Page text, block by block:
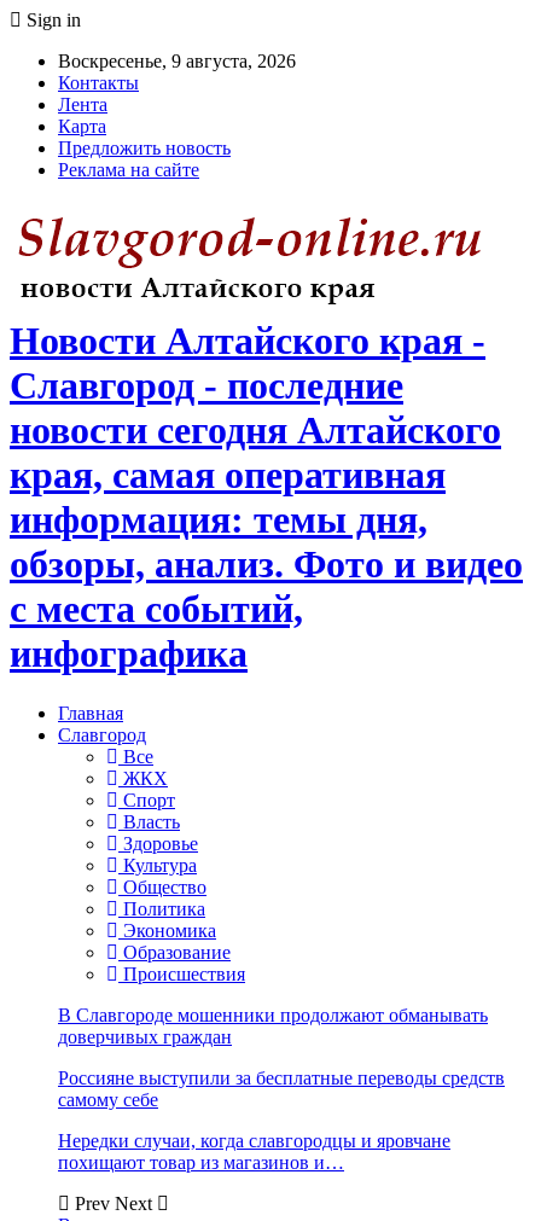
Sign in
Воскресенье, 9 августа, 2026
Контакты
Лента
Карта
Предложить новость
Реклама на сайте
Новости Алтайского края -
Славгород - последние
новости сегодня Алтайского
края, самая оперативная
информация: темы дня,
обзоры, анализ. Фото и видео
с места событий,
инфографика
Главная
Славгород
Все
ЖКХ
Спорт
Власть
Здоровье
Культура
Общество
Политика
Экономика
Образование
Происшествия
В Славгороде мошенники продолжают обманывать
доверчивых граждан
Россияне выступили за бесплатные переводы средств
самому себе
Нередки случаи, когда славгородцы и яровчане
похищают товар из магазинов и…
Prev Next